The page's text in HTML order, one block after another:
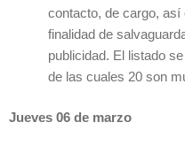
contacto, de cargo, así
finalidad de
publicidad. El listado
de las cuales 20 son
Jueves 06 de marzo